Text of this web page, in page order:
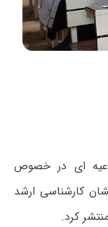
ای در خصوص
کارشناسی ارشد
کرد.